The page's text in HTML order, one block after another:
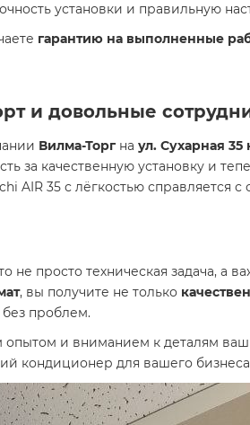
установки и правильную
гарантию на выполненные
и довольные
Вилма-Торг на ул. Сухарная 35
за качественную установку и
AIR 35 с лёгкостью
не просто техническая задача, а
, вы получите не только
проблем.
и вниманием к деталям
кондиционер для вашего